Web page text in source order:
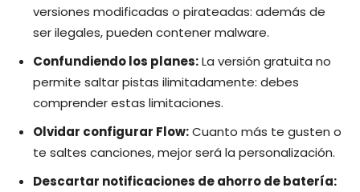
versiones modificadas o pirateadas: además de
ser ilegales, pueden contener malware.
Confundiendo los planes:La versión gratuita no
permite saltar pistas ilimitadamente: debes
comprender estas limitaciones.
Olvidar configurar Flow:Cuanto más te gusten o
te saltes canciones, mejor será la personalización.
Descartar notificaciones de ahorro de batería: